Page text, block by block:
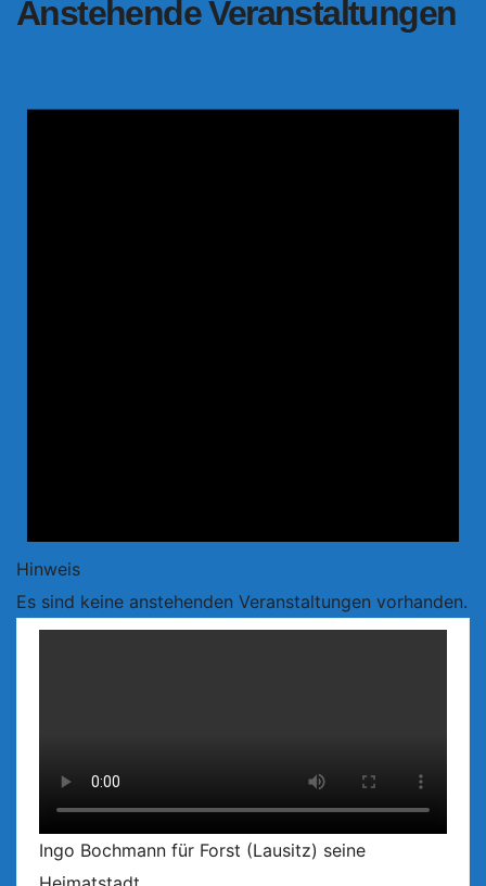
Anstehende Veranstaltungen
Hinweis
Es sind keine anstehenden Veranstaltungen vorhanden.
Ingo Bochmann für Forst (Lausitz) seine